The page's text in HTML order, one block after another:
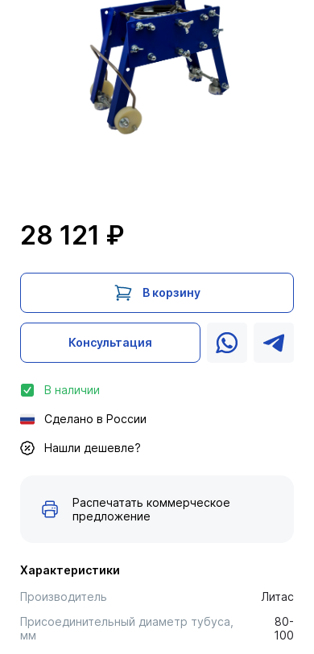
Характеристики
Производитель
Литас
Присоединительный диаметр тубуса,
мм
80-
100
28 121 ₽
В корзину
Консультация
В наличии
Сделано в России
Нашли дешевле?
Распечатать коммерческое
предложение